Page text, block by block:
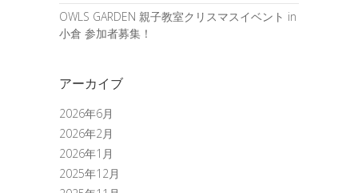
OWLS GARDEN 親子教室クリスマスイベント in
小倉 参加者募集！
アーカイブ
2026年6月
2026年2月
2026年1月
2025年12月